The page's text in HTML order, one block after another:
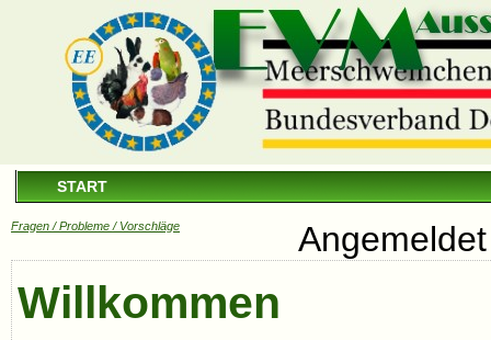
START
Fragen / Probleme / Vorschläge
Willkommen